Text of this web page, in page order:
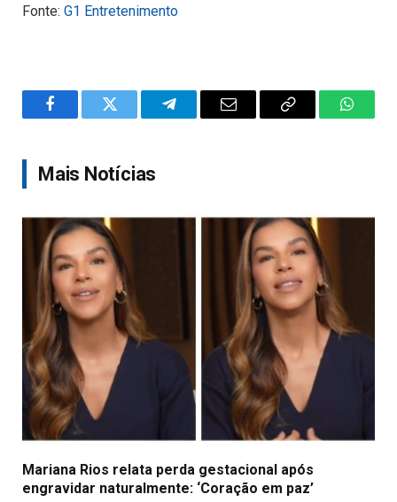
Fonte: G1 Entretenimento
FacebookTwitter TelegramEmail
Copy
Mais Notícias
Mariana Rios relata perda gestacional após
engravidar naturalmente: ‘Coração em paz’